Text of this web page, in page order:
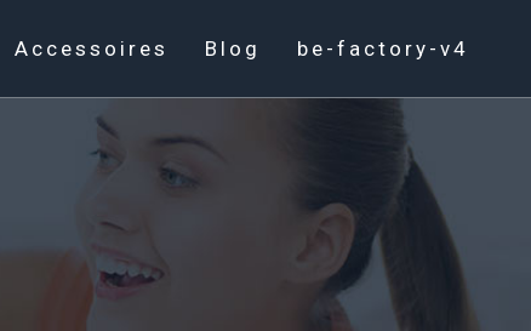
Accessoires Blog be-factory-v4